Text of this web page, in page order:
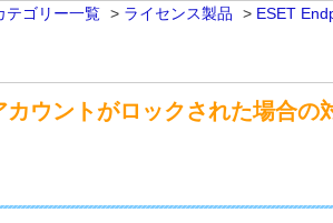
テゴリー一覧 > ライセンス製品 > ESET
カウントがロックされた場合の